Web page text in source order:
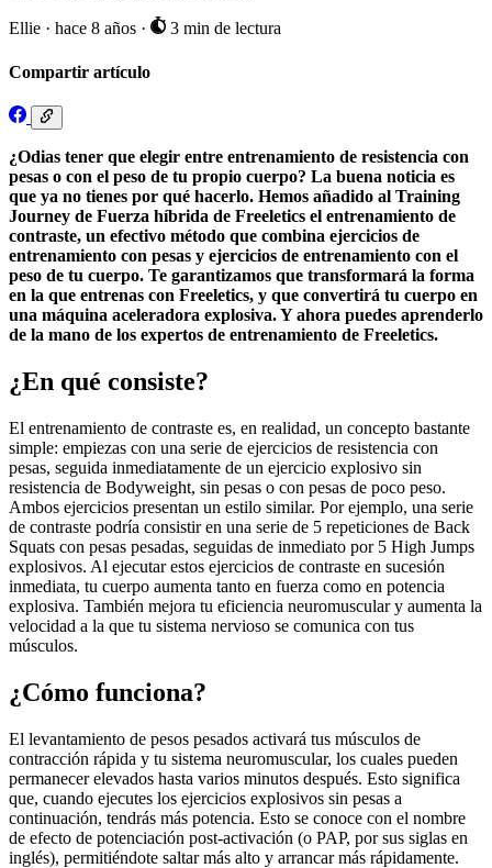
Ellie · hace 8 años · 3 min de lectura
Compartir artículo
¿Odias tener que elegir entre entrenamiento de resistencia con
pesas o con el peso de tu propio cuerpo? La buena noticia es
que ya no tienes por qué hacerlo. Hemos añadido al Training
Journey de Fuerza híbrida de Freeletics el entrenamiento de
contraste, un efectivo método que combina ejercicios de
entrenamiento con pesas y ejercicios de entrenamiento con el
peso de tu cuerpo. Te garantizamos que transformará la forma
en la que entrenas con Freeletics, y que convertirá tu cuerpo en
una máquina aceleradora explosiva. Y ahora puedes aprenderlo
de la mano de los expertos de entrenamiento de Freeletics.
¿En qué consiste?
El entrenamiento de contraste es, en realidad, un concepto bastante
simple: empiezas con una serie de ejercicios de resistencia con
pesas, seguida inmediatamente de un ejercicio explosivo sin
resistencia de Bodyweight, sin pesas o con pesas de poco peso.
Ambos ejercicios presentan un estilo similar. Por ejemplo, una serie
de contraste podría consistir en una serie de 5 repeticiones de Back
Squats con pesas pesadas, seguidas de inmediato por 5 High Jumps
explosivos. Al ejecutar estos ejercicios de contraste en sucesión
inmediata, tu cuerpo aumenta tanto en fuerza como en potencia
explosiva. También mejora tu eficiencia neuromuscular y aumenta la
velocidad a la que tu sistema nervioso se comunica con tus
músculos.
¿Cómo funciona?
El levantamiento de pesos pesados activará tus músculos de
contracción rápida y tu sistema neuromuscular, los cuales pueden
permanecer elevados hasta varios minutos después. Esto significa
que, cuando ejecutes los ejercicios explosivos sin pesas a
continuación, tendrás más potencia. Esto se conoce con el nombre
de efecto de potenciación post-activación (o PAP, por sus siglas en
inglés), permitiéndote saltar más alto y arrancar más rápidamente.